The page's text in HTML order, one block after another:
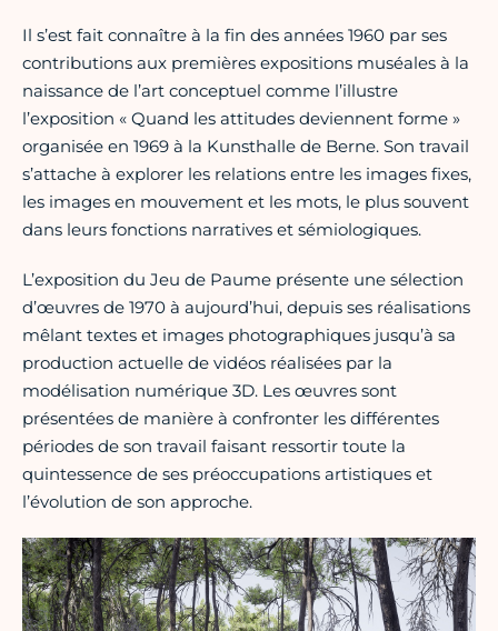
Il s’est fait connaître à la fin des années 1960 par ses
contributions aux premières expositions muséales à la
naissance de l’art conceptuel comme l’illustre
l’exposition « Quand les attitudes deviennent forme »
organisée en 1969 à la Kunsthalle de Berne. Son travail
s’attache à explorer les relations entre les images fixes,
les images en mouvement et les mots, le plus souvent
dans leurs fonctions narratives et sémiologiques.
L’exposition du Jeu de Paume présente une sélection
d’œuvres de 1970 à aujourd’hui, depuis ses réalisations
mêlant textes et images photographiques jusqu’à sa
production actuelle de vidéos réalisées par la
modélisation numérique 3D. Les œuvres sont
présentées de manière à confronter les différentes
périodes de son travail faisant ressortir toute la
quintessence de ses préoccupations artistiques et
l’évolution de son approche.